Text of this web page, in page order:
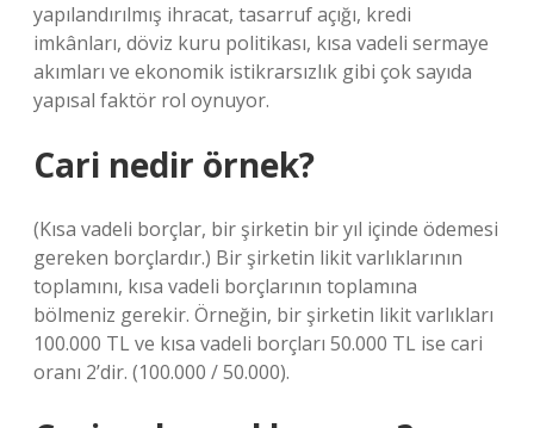
yapılandırılmış ihracat, tasarruf açığı, kredi
imkânları, döviz kuru politikası, kısa vadeli sermaye
akımları ve ekonomik istikrarsızlık gibi çok sayıda
yapısal faktör rol oynuyor.
Cari nedir örnek?
(Kısa vadeli borçlar, bir şirketin bir yıl içinde ödemesi
gereken borçlardır.) Bir şirketin likit varlıklarının
toplamını, kısa vadeli borçlarının toplamına
bölmeniz gerekir. Örneğin, bir şirketin likit varlıkları
100.000 TL ve kısa vadeli borçları 50.000 TL ise cari
oranı 2’dir. (100.000 / 50.000).